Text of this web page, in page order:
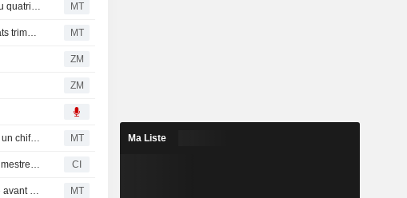
TAL Education : hausse du bénéfice non-GAAP et du chiffre d'affaires au quatrième trimestre fiscal MT
Le titre TAL Education progresse après une revalorisation et des résultats trimestriels supérieurs aux attentes MT
ZM
ZM
Les actions de TAL Education grimpent suite à des bénéfices ajustés et un chiffre d'affaires supérieurs aux attentes au troisième trimestre fiscal MT
TAL Education Group publie ses résultats financiers pour le troisième trimestre et les neuf premiers mois clos au 30 novembre 2025 CI
Les résultats trimestriels de TAL Education en hausse, le titre progresse avant l'ouverture MT
Ma Liste